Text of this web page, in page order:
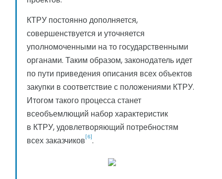
КТРУ постоянно дополняется,
совершенствуется и уточняется
уполномоченными на то государственными
органами. Таким образом, законодатель идет
по пути приведения описания всех объектов
закупки в соответствие с положениями КТРУ.
Итогом такого процесса станет
всеобъемлющий набор характеристик
в КТРУ, удовлетворяющий потребностям
всех заказчиков [6].